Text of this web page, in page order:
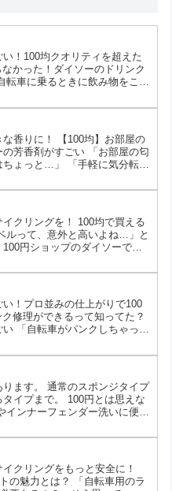
！100均クオリティを超えた
かった！ダイソーのドリンク
転車に乗るときに飲み物をこぼ
みを解決してくれる、便利な
んです。今回は、そんなダイ
てご紹介します。 なぜダイソ
ダイソーのドリ...
香りに！ 【100均】お部屋の
芳香剤がすごい 「お部屋の匂
ょっと…」 「手軽に気分転換
香剤です。 今回は、ダイソー
まで、たっぷりとお伝えしま
の？ 価格が安い: 100円という
せま...
クリングを！ 100均で買える
ルって、意外と高いよね…」と
円ショップのダイソーで
い方についてご紹介します。
？ 【1位】 価格が安い！ 100
類のベルを試すことができま
プルな...
！プロ並みの仕上がりで100
修理ができるって知ってた？
「自転車がパンクしちゃっ
、プロの自転車整備士も認め
あるんです。今回は、そんな
についてご紹介します。 なぜダ
の？ ダイソーのパ...
ます。 通常のスポンジタイプ
イプまで。 100円とは思えな
ンナーフェンダー洗いに便利
ーには、愛車を傷つけずに洗
に揃っています。どれも100
も楽々できちゃいます。 豊富
り ダイ...
クリングをもっと安全に！
の魅力とは？ 「自転車用のラ